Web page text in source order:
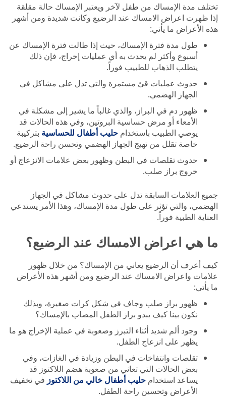
تختلف مدة الإمساك من طفل لآخر ويعتبر الإمساك حالة مقلقة
إذا ظهرت اعراض الامساك عند الرضيع وكانت شديدة ومن أشهر
هذه الأعراض ما يأتي:
طول مدة فترة الإمساك، حيث إذا طالت فترة الإمساك عن
أسبوع وأكثر لم يحدث به أي عمليات إخراج، فإن ذلك
يتطلب الذهاب للطبيب فوراً.
حدوث عمليات قئ مستمرة والتي تدل على مشاكل في
الجهاز الهضمي.
ظهور دم في البراز، والذي غالباً ما يشير إلى مشكلة في
الأمعاء أو مرض حساسية البروتين، وفي هذه الحالات قد
يوصي الطبيب باستخدام حليب أطفال للحساسية بتركيبة
خاصة تقلل من تهيج الجهاز الهضمي وتحسن راحة الرضيع.
حدوث تقلصات في البطن وظهور بعض علامات الانزعاج أو
خروج براز صلب.
جميع العلامات السابقة تدل على حدوث مشاكل في الجهاز
الهضمي، والتي تؤثر على طول مدة الإمساك، وهذا الأمر يستدعي
العناية الطبية فوراً.
ما هي اعراض الامساك عند الرضيع؟
كيف أعرف أن الرضيع يعاني من الإمساك؟ من خلال ظهور
علامات واعراض الامساك عند الرضيع ومن أشهر هذه الأعراض
ما يأتي:
ظهور براز صلب وجاف في شكل كرات صغيرة، وبذلك
نكون بينا كيف يبدو براز الطفل المصاب بالإمساك؟
وجود ألم شديد أثناء التبرز وصعوبة في عملية الإخراج هو ما
يظهر على انزعاج الطفل.
تقلصات وانتفاخات في البطن وزيادة في الغازات، وفي
بعض الحالات التي تعاني من صعوبة هضم اللاكتوز قد
يساعد استخدام حليب أطفال خالي من اللاكتوز في تخفيف
الأعراض وتحسين راحة الطفل.